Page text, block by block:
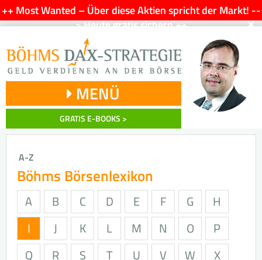
++ Most Wanted – Über diese Aktien spricht der Markt! --
> Heute gratis sichern ++
×
MENÜ
GRATIS E-BOOKS >
A-Z
Böhms Börsenlexikon
A B C D E F G
H
I
J K L M N O
P
Q
R S T U V W
X